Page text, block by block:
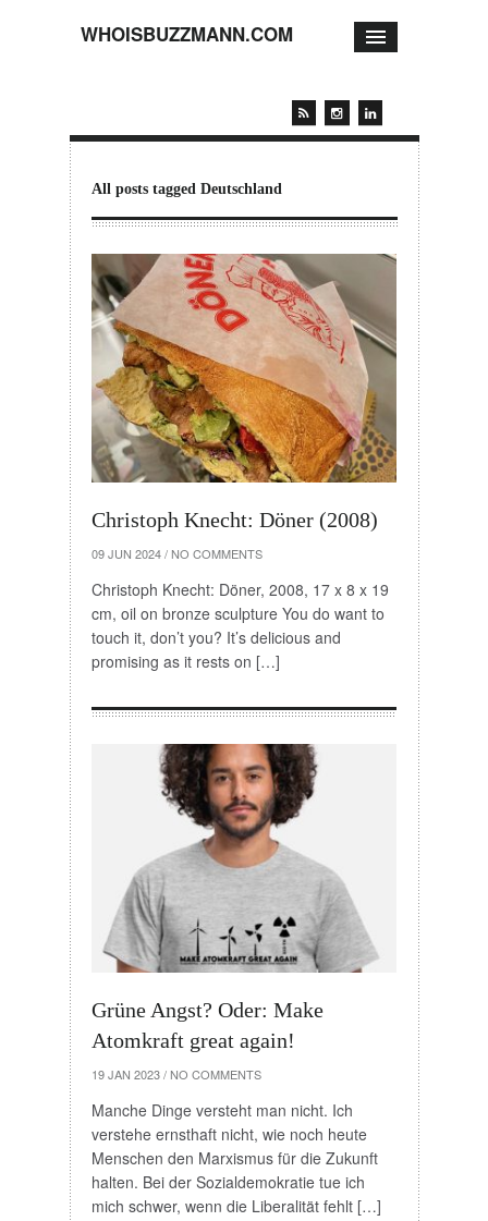
WHOISBUZZMANN.COM
All posts tagged Deutschland
Christoph Knecht: Döner (2008)
09 JUN 2024 / NO COMMENTS
Christoph Knecht: Döner, 2008, 17 x 8 x 19
cm, oil on bronze sculpture You do want to
touch it, don’t you? It’s delicious and
promising as it rests on […]
Grüne Angst? Oder: Make
Atomkraft great again!
19 JAN 2023 / NO COMMENTS
Manche Dinge versteht man nicht. Ich
verstehe ernsthaft nicht, wie noch heute
Menschen den Marxismus für die Zukunft
halten. Bei der Sozialdemokratie tue ich
mich schwer, wenn die Liberalität fehlt […]